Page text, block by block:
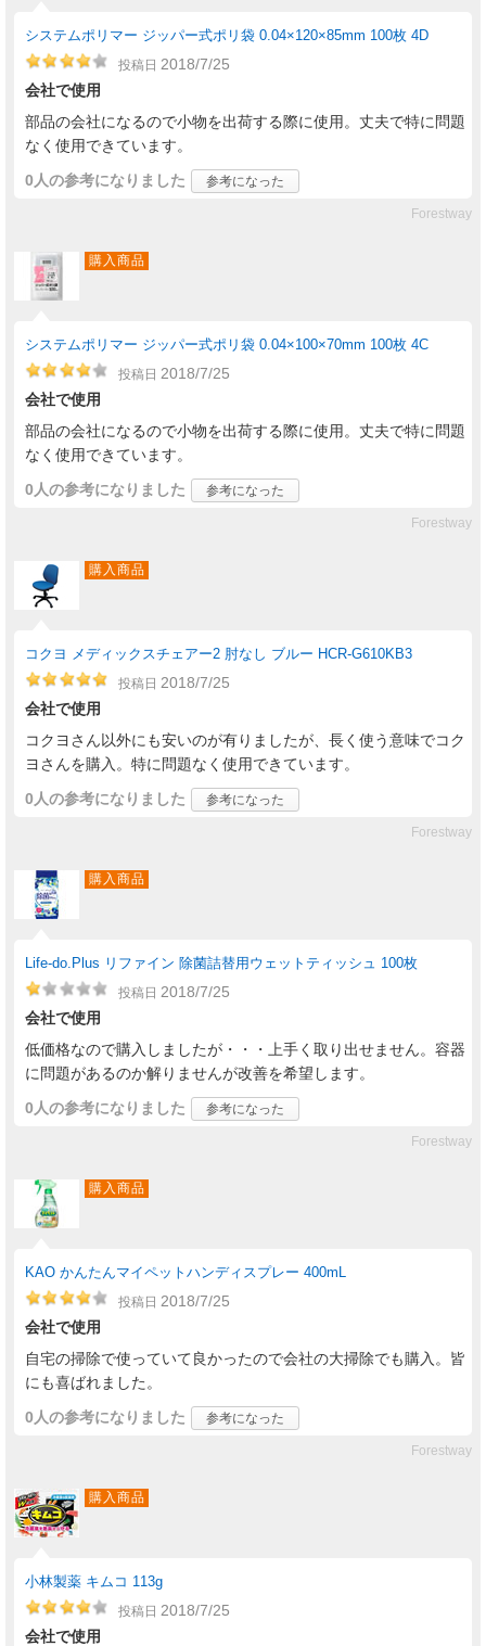
システムポリマー ジッパー式ポリ袋 0.04×120×85mm 100枚 4D
投稿日 2018/7/25
会社で使用
部品の会社になるので小物を出荷する際に使用。丈夫で特に問題
なく使用できています。
0人の参考になりました 参考になった
Forestway
購入商品
システムポリマー ジッパー式ポリ袋 0.04×100×70mm 100枚 4C
投稿日 2018/7/25
会社で使用
部品の会社になるので小物を出荷する際に使用。丈夫で特に問題
なく使用できています。
0人の参考になりました 参考になった
Forestway
購入商品
コクヨ メディックスチェアー2 肘なし ブルー HCR-G610KB3
投稿日 2018/7/25
会社で使用
コクヨさん以外にも安いのが有りましたが、長く使う意味でコク
ヨさんを購入。特に問題なく使用できています。
0人の参考になりました 参考になった
Forestway
購入商品
Life-do.Plus リファイン 除菌詰替用ウェットティッシュ 100枚
投稿日 2018/7/25
会社で使用
低価格なので購入しましたが・・・上手く取り出せません。容器
に問題があるのか解りませんが改善を希望します。
0人の参考になりました 参考になった
Forestway
購入商品
KAO かんたんマイペットハンディスプレー 400mL
投稿日 2018/7/25
会社で使用
自宅の掃除で使っていて良かったので会社の大掃除でも購入。皆
にも喜ばれました。
0人の参考になりました 参考になった
Forestway
購入商品
小林製薬 キムコ 113g
投稿日 2018/7/25
会社で使用